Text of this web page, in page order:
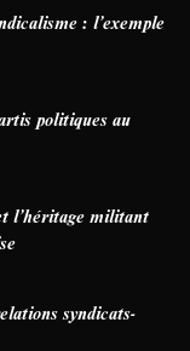
: l’exemple
politiques au
l’héritage militant
syndicats-